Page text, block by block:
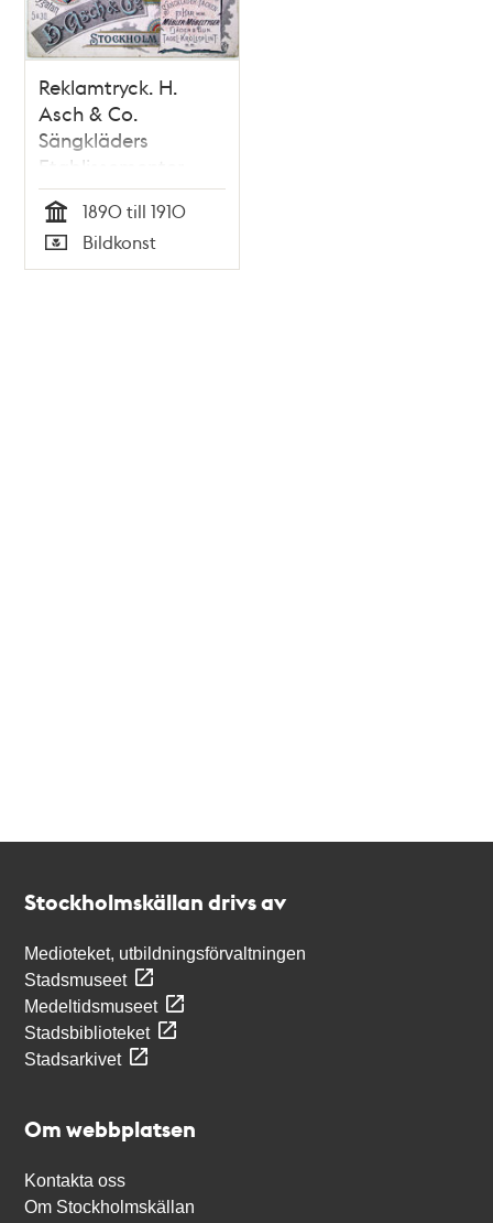
Reklamtryck. H.
Asch & Co.
Sängkläders
Etablissementer
Tid
1890 till 1910
Typ
Bildkonst
Stockholmskällan drivs av
Medioteket, utbildningsförvaltningen
Stadsmuseet
Medeltidsmuseet
Stadsbiblioteket
Stadsarkivet
Om webbplatsen
Kontakta oss
Om Stockholmskällan